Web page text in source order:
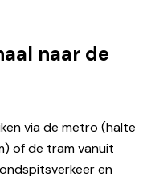
naar de
via de metro (halte
of de tram vanuit
en